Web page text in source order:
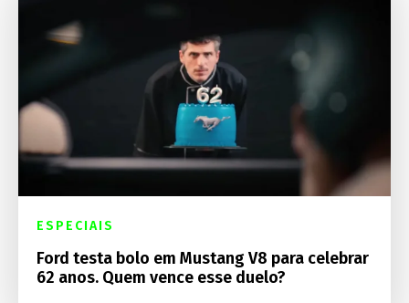
ESPECIAIS
Ford testa bolo em Mustang V8 para celebrar
62 anos. Quem vence esse duelo?